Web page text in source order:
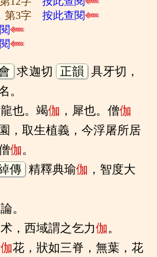
第3字按此查閱
求迦切 正韻 具牙切，
。
龍也。竭伽 ，犀也。僧伽
，取生植義，今浮屠所居
伽。
傳 精釋典瑜伽 ，智度大
論。
术，西域謂之乞力伽。
伽花，狀如三脊，無葉，花